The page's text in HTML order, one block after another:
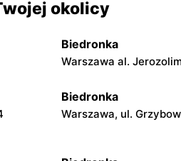
okolicy
Biedronka
Warszawa al.
Biedronka
Warszawa, ul.